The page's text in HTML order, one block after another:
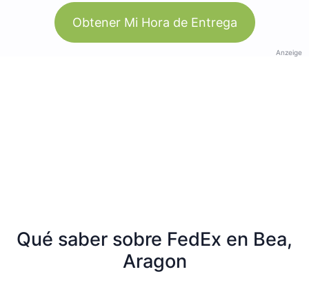
Obtener Mi Hora de Entrega
Anzeige
Qué saber sobre FedEx en Bea,
Aragon